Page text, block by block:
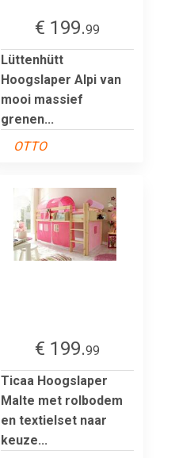
€ 199.99
Lüttenhütt
Hoogslaper Alpi van
mooi massief
grenen...
OTTO
€ 199.99
Ticaa Hoogslaper
Malte met rolbodem
en textielset naar
keuze...